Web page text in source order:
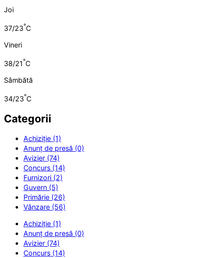
Joi
37/23°C
Vineri
38/21°C
Sâmbătă
34/23°C
Categorii
Achiziție (1)
Anunț de presă (0)
Avizier (74)
Concurs (14)
Furnizori (2)
Guvern (5)
Primărie (26)
Vânzare (56)
Achiziție (1)
Anunț de presă (0)
Avizier (74)
Concurs (14)